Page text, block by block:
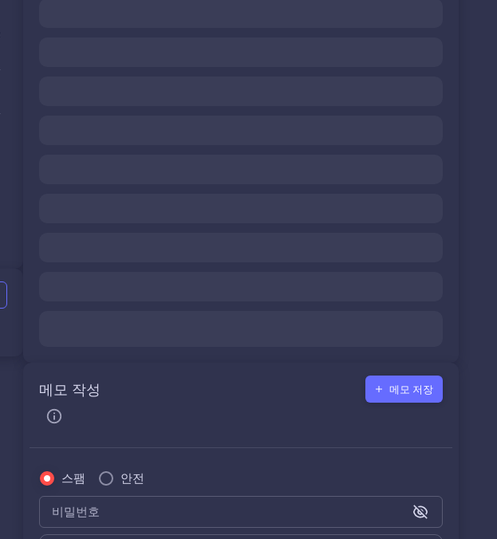
메모 작성 메모 저장
스팸 안전
비밀번호